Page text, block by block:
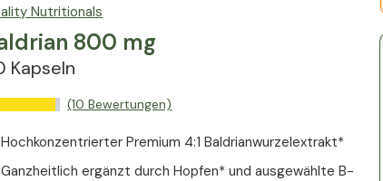
Nutritionals
800 mg
Kapseln
(10 Bewertungen)
Hochkonzentrierter Premium 4:1 Baldrianwurzelextrakt*
Ganzheitlich ergänzt durch Hopfen* und ausgewählte B-